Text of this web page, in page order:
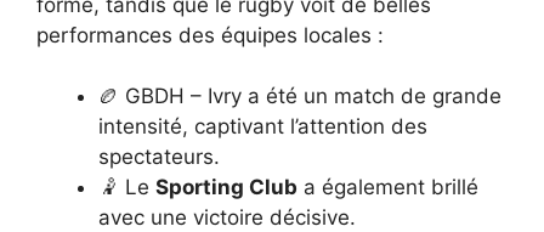
performances des équipes locales :
🏉 GBDH – Ivry a été un match de grande
intensité, captivant l’attention des
spectateurs.
🤾 Le Sporting Club a également brillé
avec une victoire décisive.